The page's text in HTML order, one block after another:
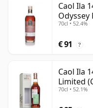
Caol Ila
Odyssey
70cl • 52.4%
€ 91 ?
Caol Ila
Limited
70cl • 52.1%